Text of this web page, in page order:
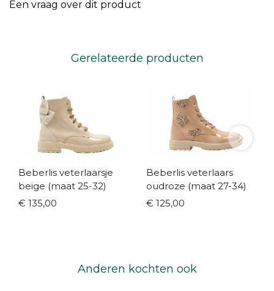
Een vraag over dit product
Gerelateerde producten
Beberlis veterlaarsje
beige (maat 25-32)
€ 135,00
Beberlis veterlaars
oudroze (maat 27-34)
€ 125,00
Anderen kochten ook